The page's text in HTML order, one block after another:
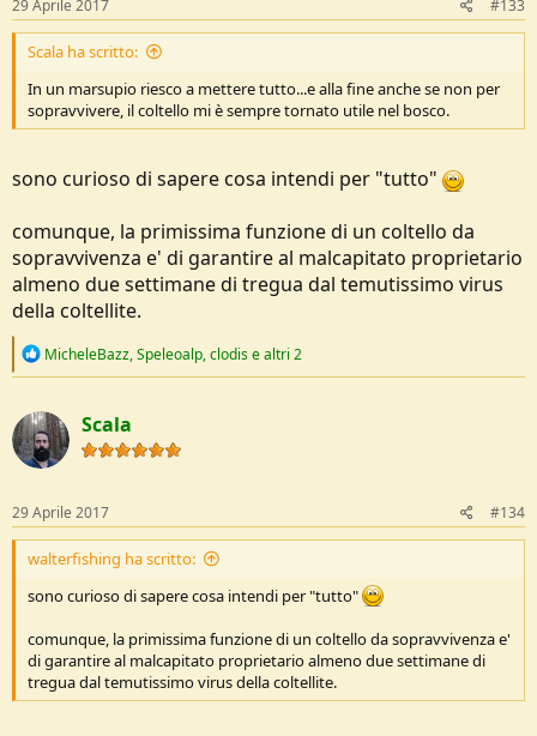
:
29 Aprile 2017 #133
Scala ha scritto:
In un marsupio riesco a mettere tutto...e alla fine anche se non per
sopravvivere, il coltello mi è sempre tornato utile nel bosco.
sono curioso di sapere cosa intendi per "tutto"
comunque, la primissima funzione di un coltello da
sopravvivenza e' di garantire al malcapitato proprietario
almeno due settimane di tregua dal temutissimo virus
della coltellite.
R
c
t
i
o
s
:
MicheleBazz,Speleoalp,clodise altri 2
Scala
29 Aprile 2017 #134
walterfishing ha scritto:
sono curioso di sapere cosa intendi per "tutto"
comunque, la primissima funzione di un coltello da sopravvivenza e'
di garantire al malcapitato proprietario almeno due settimane di
tregua dal temutissimo virus della coltellite.